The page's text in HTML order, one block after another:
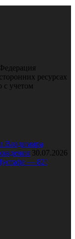
ресурсах
с учетом
Владимира
30.07.2026
— 82!